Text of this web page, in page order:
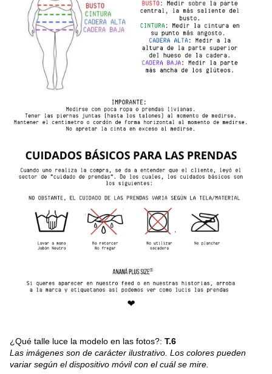
¿Qué talle luce la modelo en las fotos?: T.6
Las imágenes son de carácter ilustrativo. Los colores pueden
variar según el dispositivo móvil con el cuál se mire.